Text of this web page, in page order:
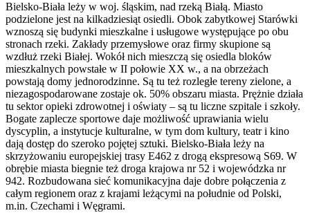
Bielsko-Biała leży w woj. śląskim, nad rzeką Białą. Miasto
podzielone jest na kilkadziesiąt osiedli. Obok zabytkowej Starówki
wznoszą się budynki mieszkalne i usługowe występujące po obu
stronach rzeki. Zakłady przemysłowe oraz firmy skupione są
wzdłuż rzeki Białej. Wokół nich mieszczą się osiedla bloków
mieszkalnych powstałe w II połowie XX w., a na obrzeżach
powstają domy jednorodzinne. Są tu też rozległe tereny zielone, a
niezagospodarowane zostaje ok. 50% obszaru miasta. Prężnie działa
tu sektor opieki zdrowotnej i oświaty – są tu liczne szpitale i szkoły.
Bogate zaplecze sportowe daje możliwość uprawiania wielu
dyscyplin, a instytucje kulturalne, w tym dom kultury, teatr i kino
dają dostęp do szeroko pojętej sztuki. Bielsko-Biała leży na
skrzyżowaniu europejskiej trasy E462 z drogą ekspresową S69. W
obrębie miasta biegnie też droga krajowa nr 52 i wojewódzka nr
942. Rozbudowana sieć komunikacyjna daje dobre połączenia z
całym regionem oraz z krajami leżącymi na południe od Polski,
m.in. Czechami i Węgrami.